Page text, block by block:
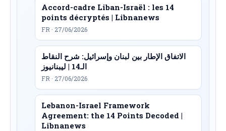
Accord-cadre Liban-Israël : les 14
points décryptés | Libnanews
FR · 27/06/2026
الاتفاق الإطار بين لبنان وإسرائيل: شرح النقاط
الـ14 | ليبنانيوز
FR · 27/06/2026
Lebanon-Israel Framework
Agreement: the 14 Points Decoded |
Libnanews